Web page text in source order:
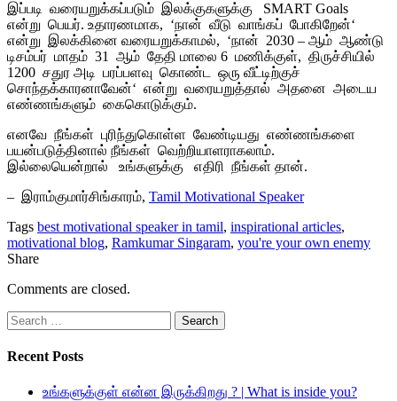
இப்படி வரையறுக்கப்படும் இலக்குகளுக்கு
SMART Goals
என்று பெயர். உதாரணமாக, ‘நான் வீடு வாங்கப் போகிறேன்‘
என்று இலக்கினை வரையறுக்காமல், ‘நான் 2030 – ஆம் ஆண்டு
டிசம்பர் மாதம் 31 ஆம் தேதி மாலை 6 மணிக்குள், திருச்சியில்
1200 சதுர அடி பரப்பளவு கொண்ட
ஒரு வீட்டிற்குச்
சொந்தக்காரனாவேன்‘ என்று வரையறுத்தால் அதனை அடைய
எண்ணங்களும் கைகொடுக்கும்.
எனவே நீங்கள் புரிந்துகொள்ள வேண்டியது எண்ணங்களை
பயன்படுத்தினால் நீங்கள் வெற்றியாளராகலாம்.
இல்லையென்றால்
உங்களுக்கு எதிரி நீங்கள் தான்.
– இராம்குமார்சிங்காரம், Tamil Motivational Speaker
Tags best motivational speaker in tamil, inspirational articles,
motivational blog, Ramkumar Singaram, you're your own enemy
Share
Comments are closed.
Search
for:
Recent Posts
உங்களுக்குள் என்ன இருக்கிறது ? | What is inside you?